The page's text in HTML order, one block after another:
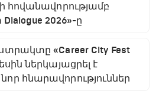
հովանավորությամբ
Dialogue 2026»-ը
«Career City Fest
ներկայացրել է
հնարավորություններ